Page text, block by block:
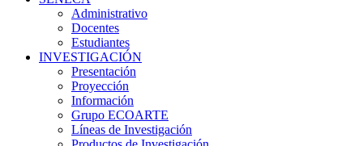
Administrativo
Docentes
Estudiantes
INVESTIGACIÓN
Presentación
Proyección
Información
Grupo ECOARTE
Líneas de Investigación